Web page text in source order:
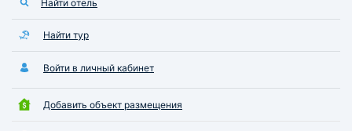
Найти отель
Найти тур
Войти в личный кабинет
Добавить объект размещения